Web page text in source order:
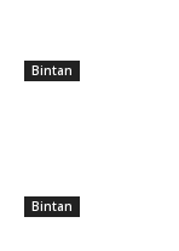
Bintan
Bintan